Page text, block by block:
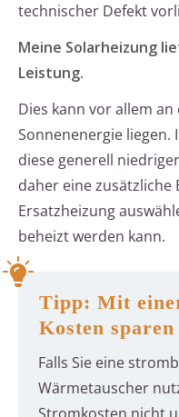
technischer Defekt
Meine Solarheizung
Leistung.
Dies kann vor allem
Sonnenenergie
diese generell
daher eine zusätzliche
Ersatzheizung
beheizt werden kann.
Tipp: Mit
Kosten sparen
Falls Sie eine
Wärmetauscher